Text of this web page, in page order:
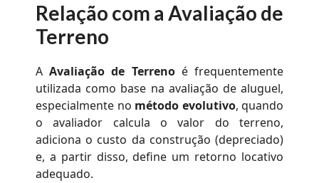
Relação com a Avaliação de
Terreno
AAvaliação de Terrenoé frequentemente
utilizada como base na avaliação de aluguel,
especialmente no método evolutivo, quando
o avaliador calcula o valor do terreno,
adiciona o custo da construção (depreciado)
e, a partir disso, define um retorno locativo
adequado.